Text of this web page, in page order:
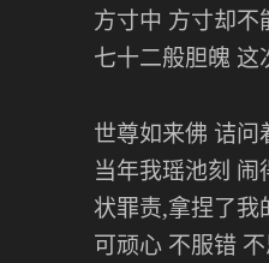
方寸中 方寸却不
七十二般胆魄 这
世尊如来佛 诘问
当年我瑶池刻
状罪责,拿捏了我
可顽心 不服错